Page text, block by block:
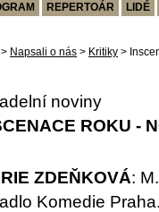
REPERTOÁR
LIDÉ
> Napsali o nás > Kritiky >
noviny
ROKU -
ZDEŇKOVÁ:
Komedie